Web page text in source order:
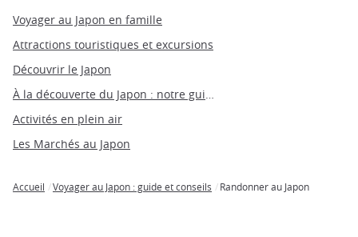
Voyager au Japon en famille
Attractions touristiques et excursions
Découvrir le Japon
Activités en plein air
Les Marchés au Japon
Accueil Voyager au Japon : guide et conseils Randonner au Japon